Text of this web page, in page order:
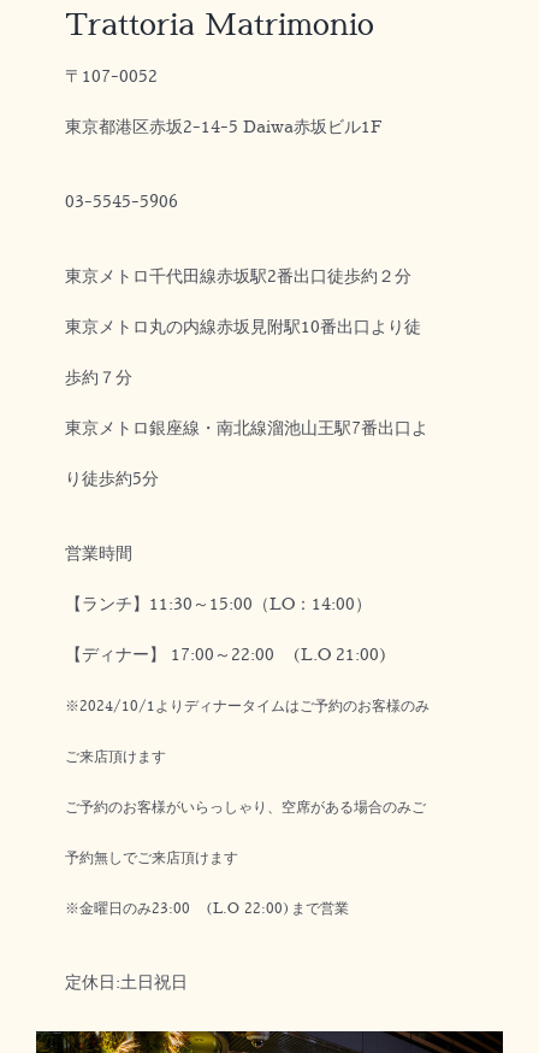
Trattoria Matrimonio
〒107-0052
東京都港区赤坂2-14-5 Daiwa赤坂ビル1F
03-5545-5906
東京メトロ千代田線赤坂駅2番出口徒歩約２分
東京メトロ丸の内線赤坂見附駅10番出口より徒
歩約７分
東京メトロ銀座線・南北線溜池山王駅7番出口よ
り徒歩約5分
営業時間
【ランチ】11:30～15:00（LO：14:00）
【ディナー】 17:00～22:00 (L.O 21:00)
※2024/10/1よりディナータイムはご予約のお客様のみ
ご来店頂けます
ご予約のお客様がいらっしゃり、空席がある場合のみご
予約無しでご来店頂けます
※金曜日のみ23:00 (L.O 22:00)まで営業
定休日:土日祝日